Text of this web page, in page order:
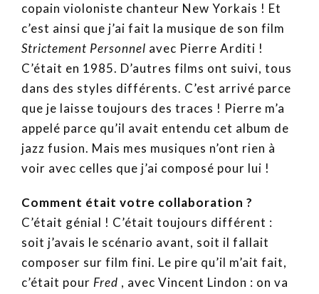
copain violoniste chanteur New Yorkais ! Et
c’est ainsi que j’ai fait la musique de son film
Strictement Personnel avec Pierre Arditi !
C’était en 1985. D’autres films ont suivi, tous
dans des styles différents. C’est arrivé parce
que je laisse toujours des traces ! Pierre m’a
appelé parce qu’il avait entendu cet album de
jazz fusion. Mais mes musiques n’ont rien à
voir avec celles que j’ai composé pour lui !
Comment était votre collaboration ?
C’était génial ! C’était toujours différent :
soit j’avais le scénario avant, soit il fallait
composer sur film fini. Le pire qu’il m’ait fait,
c’était pour Fred , avec Vincent Lindon : on va